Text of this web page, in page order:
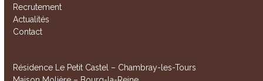
Recrutement
Actualités
Contact
Résidence Le Petit Castel – Chambray-les-Tours